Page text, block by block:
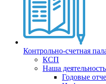
Контрольно-счетная
КСП
Наша деятельность
Годовые